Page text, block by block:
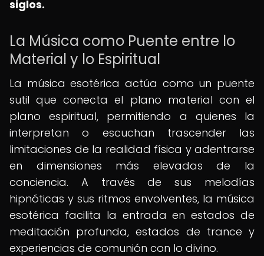
siglos.
La Música como Puente entre lo
Material y lo Espiritual
La música esotérica actúa como un puente
sutil que conecta el plano material con el
plano espiritual, permitiendo a quienes la
interpretan o escuchan trascender las
limitaciones de la realidad física y adentrarse
en dimensiones más elevadas de la
conciencia. A través de sus melodías
hipnóticas y sus ritmos envolventes, la música
esotérica facilita la entrada en estados de
meditación profunda, estados de trance y
experiencias de comunión con lo divino.